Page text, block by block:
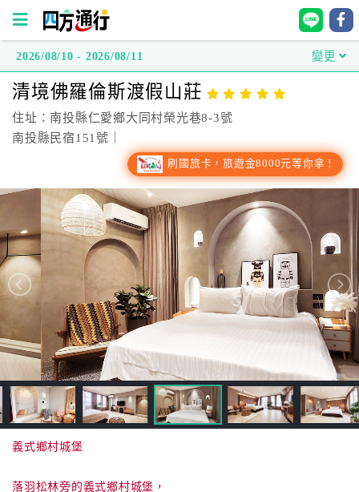
方
通
行
台
灣
訂
房
直
接
跟
飯
店
訂
HOT
2026/08/10 - 2026/08/11 變更
清境佛羅倫斯渡假山莊
住址：南投縣仁愛鄉大同村榮光巷8-3號
南投縣民宿151號｜
刷國旅卡，旅遊金8000元等你拿！
義式鄉村城堡
落羽松林旁的義式鄉村城堡，